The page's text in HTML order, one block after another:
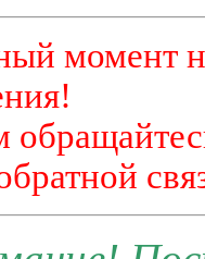
момент